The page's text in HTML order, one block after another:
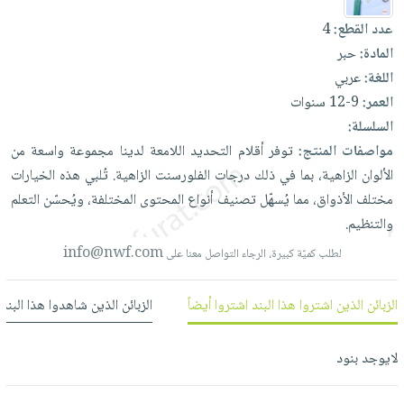
العناية
بالأسنان
الحمية
والتغذية
أدوات
المائدة
الأوعية
والتخزين
أدوات
المطبخ
الأكثر
مبيعاً
العودة
للمدارس
اكسسوارات
كتب
اكسسوارات
منزلية
اكسسوارات
ملابس
مطرزات
حقائب
حلي
عناية
بالذات
شحن
مجاني
بنود
مختارة
اشتراكات
كل
الاشتراكات
صندوق
القراءة
iKitab
حدود
بحث
متقدم
عن
الشركة
سياسة
حسابك
الأمنيات
عدد القطع:4
المادة:حبر
اللغة:عربي
العمر:9-12 سنوات
السلسلة:
مواصفات المنتج: توفرأقلام التحديد اللامعة لدينا مجموعة واسعة من
الألوان الزاهية، بما في ذلك درجات الفلورسنت الزاهية.تُلبي هذه الخيارات
مختلف الأذواق، مما يُسهّلتصنيفأنواع المحتوى المختلفة، ويُحسّن التعلم
والتنظيم.
لطلب كميّة كبيرة، الرجاء التواصل معنا علىinfo@nwf.com
الزبائن الذين اشتروا هذا البند اشتروا أيضاً الزبائن الذين شاهدوا هذا
لايوجد بنود